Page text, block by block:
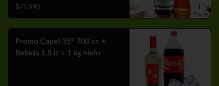
$21.590
Promo Capel 35° 700 cc +
Bebida 1,5 lt + 1 kg hielo